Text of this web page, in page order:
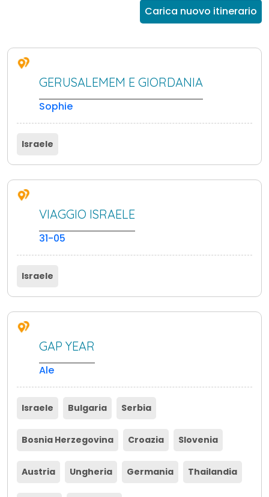
Carica nuovo itinerario
GERUSALEMEM E GIORDANIA
Sophie
Israele
VIAGGIO ISRAELE
31-05
Israele
GAP YEAR
Ale
Israele Bulgaria Serbia
Bosnia Herzegovina Croazia Slovenia
Austria Ungheria Germania Thailandia